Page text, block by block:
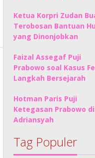
Ketua Korpri Zudan
Terobosan Bantuan
yang Dinonjobkan
Faizal Assegaf Puji
Prabowo soal Kasus
Langkah Bersejarah
Hotman Paris Puji
Ketegasan Prabowo
Adriansyah
Tag Populer